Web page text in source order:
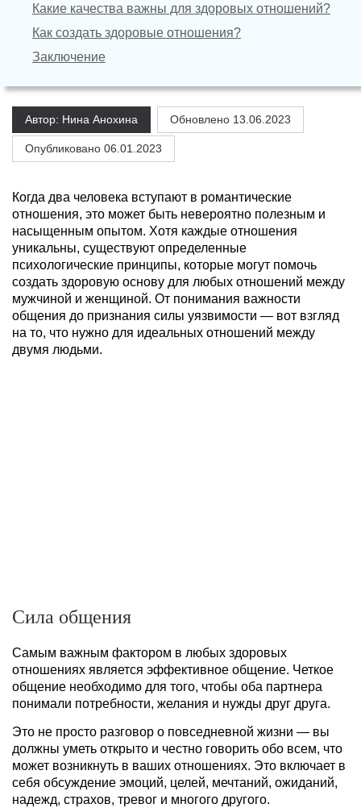
Какие качества важны для здоровых отношений?
Как создать здоровые отношения?
Заключение
Автор: Нина Анохина Обновлено 13.06.2023
Опубликовано 06.01.2023
Когда два человека вступают в романтические
отношения, это может быть невероятно полезным и
насыщенным опытом. Хотя каждые отношения
уникальны, существуют определенные
психологические принципы, которые могут помочь
создать здоровую основу для любых отношений между
мужчиной и женщиной. От понимания важности
общения до признания силы уязвимости — вот взгляд
на то, что нужно для идеальных отношений между
двумя людьми.
Сила общения
Самым важным фактором в любых здоровых
отношениях является эффективное общение. Четкое
общение необходимо для того, чтобы оба партнера
понимали потребности, желания и нужды друг друга.
Это не просто разговор о повседневной жизни — вы
должны уметь открыто и честно говорить обо всем, что
может возникнуть в ваших отношениях. Это включает в
себя обсуждение эмоций, целей, мечтаний, ожиданий,
надежд, страхов, тревог и многого другого.